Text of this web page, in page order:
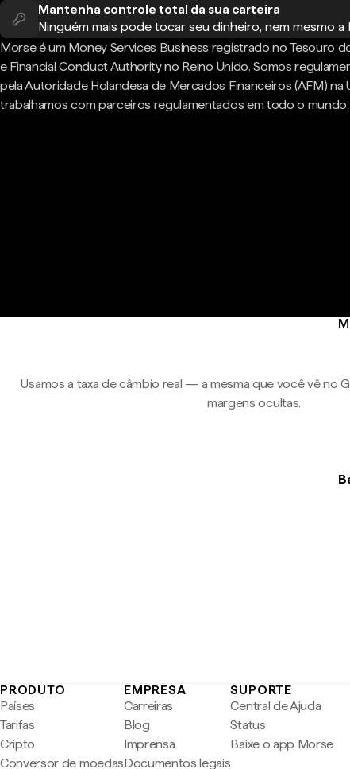
Mantenha controle total da sua carteira
Ninguém mais pode tocar seu dinheiro, nem mesmo a
Morse é um Money Services Business registrado no Tesouro
e Financial Conduct Authority no Reino Unido. Somos
pela Autoridade Holandesa de Mercados Financeiros (AFM) na
trabalhamos com parceiros regulamentados em todo o mundo.
Usamos a taxa de câmbio real — a mesma que você vê no
margens ocultas.
PRODUTO
Países
Tarifas
Cripto
Conversor de moedas
EMPRESA
Carreiras
Blog
Imprensa
Documentos legais
SUPORTE
Central de Ajuda
Status
Baixe o app Morse